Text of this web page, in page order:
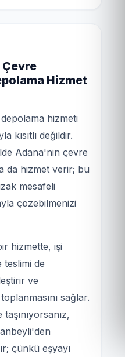
Hizmet
depolama hizmeti
kısıtlı değildir.
Adana'nin çevre
da hizmet verir; bu
mesafeli
çözebilmenizi
hizmette, işi
teslimi de
ve
sağlar.
çünkü eşyayı